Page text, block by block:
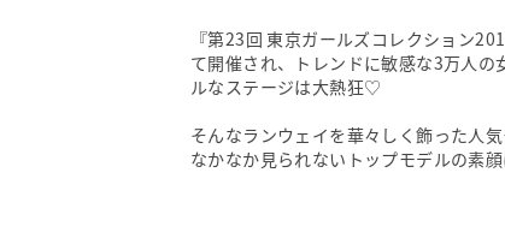
『第23回 東京ガールズコレクション
て開催され、トレンドに敏感な3万人
ルなステージは大熱狂♡
そんなランウェイを華々しく飾った人
なかなか見られないトップモデルの素顔